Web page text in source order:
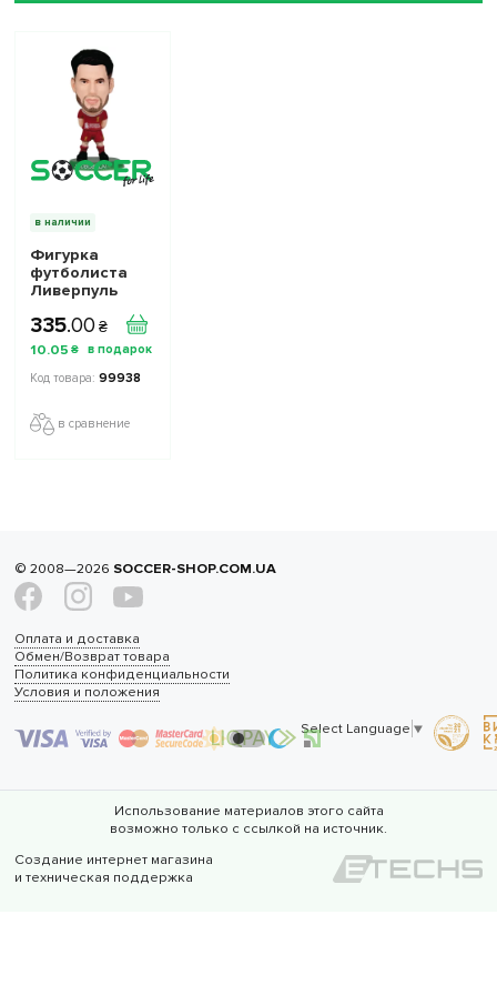
в наличии
Фигурка
футболиста
Ливерпуль
SoccerStarz
Szoboszlai
335.00 ₴
10.05 ₴
99938
в сравнение
© 2008—2026 SOCCER-SHOP.COM.UA
Оплата и доставка
Обмен/Возврат товара
Политика конфиденциальности
Условия и положения
Select Language ▼
Использование материалов этого сайта
возможно только с ссылкой на источник.
Создание интернет магазина
и техническая поддержка